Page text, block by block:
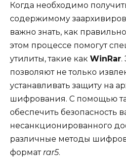
Когда необходимо
содержимому
важно знать, как
этом процессе помогут
утилиты, такие как WinRar.
позволяют не только
устанавливать защиту на
шифрования. С помощью
обеспечить безопасность
несанкционированного
различные методы
форматrar5.